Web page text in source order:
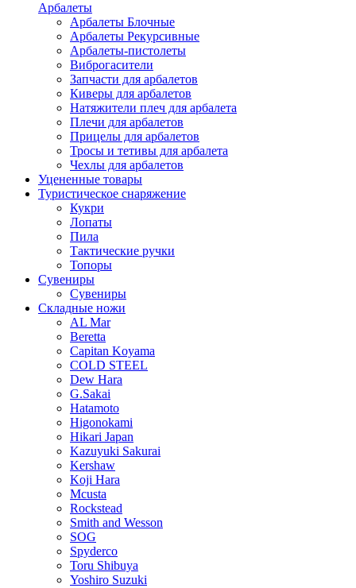
Арбалеты
Арбалеты Блочные
Арбалеты Рекурсивные
Арбалеты-пистолеты
Виброгасители
Запчасти для арбалетов
Киверы для арбалетов
Натяжители плеч для арбалета
Плечи для арбалетов
Прицелы для арбалетов
Тросы и тетивы для арбалета
Чехлы для арбалетов
Уцененные товары
Туристическое снаряжение
Кукри
Лопаты
Пила
Тактические ручки
Топоры
Сувениры
Сувениры
Складные ножи
AL Mar
Beretta
Capitan Koyama
COLD STEEL
Dew Hara
G.Sakai
Hatamoto
Higonokami
Hikari Japan
Kazuyuki Sakurai
Kershaw
Koji Hara
Mcusta
Rockstead
Smith and Wesson
SOG
Spyderco
Toru Shibuya
Yoshiro Suzuki